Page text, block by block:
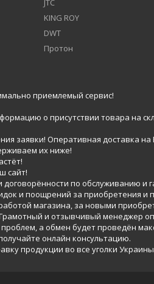
JTC
KING ROY
DWT
Протон
приемлемый сервис!
о присутствии товара на
заявки! Оперативная
их ниже!
сайт!
по обслуживанию и
и поощрений за приобретения и
магазина, за новыми
и отзывчивый менеджер
а обмен будет проведён
онлайн консультацию.
продукции во все уголки